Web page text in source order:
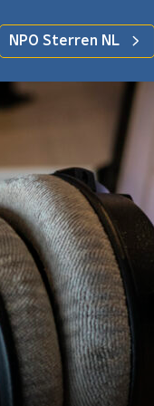
NPO Sterren NL